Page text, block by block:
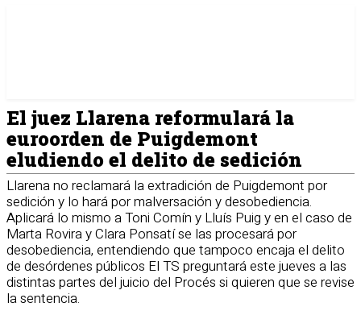
El juez Llarena reformulará la
euroorden de Puigdemont
eludiendo el delito de sedición
Llarena no reclamará la extradición de Puigdemont por
sedición y lo hará por malversación y desobediencia.
Aplicará lo mismo a Toni Comín y Lluís Puig y en el caso de
Marta Rovira y Clara Ponsatí se las procesará por
desobediencia, entendiendo que tampoco encaja el delito
de desórdenes públicos El TS preguntará este jueves a las
distintas partes del juicio del Procés si quieren que se revise
la sentencia.